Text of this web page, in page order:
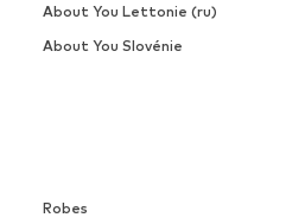
Robes
About You Lettonie (ru)
About You Slovénie